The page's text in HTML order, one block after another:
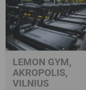
LEMON GYM,
AKROPOLIS,
VILNIUS